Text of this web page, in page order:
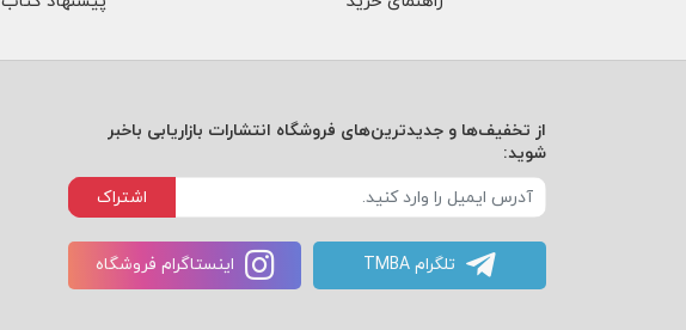
از تخفیف‌ها و جدیدترین‌های فروشگاه انتشارات بازاریابی باخبر
شوید:
اشتراک
تلگرام TMBA اینستاگرام فروشگاه